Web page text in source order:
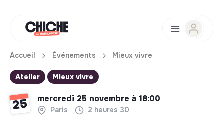
Accueil Événements Mieux vivre
Atelier Mieux vivre
25 mercredi 25 novembre à 18:00
Paris 2 heures 30